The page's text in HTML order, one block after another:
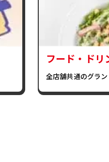
フード・ドリ
全店舗共通のグラン